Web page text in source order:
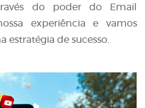
do poder do Email
experiência e vamos
estratégia de sucesso.